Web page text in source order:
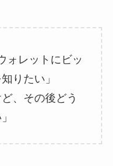
ォレットにビッ
りたい」
、その後どう